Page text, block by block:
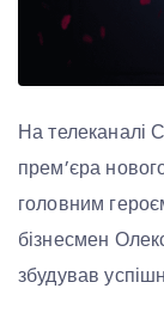
На телеканалі
прем’єра
головним
бізнесмен
збудував